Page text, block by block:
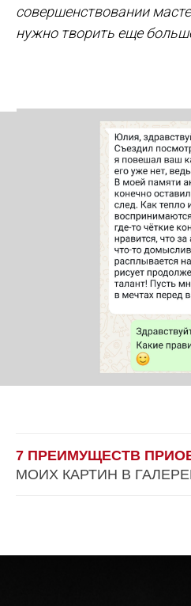
совершенствовании
нужно творить еще
7 ПРЕИМУЩЕСТВ
МОИХ КАРТИН В